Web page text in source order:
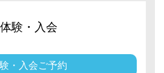
体験・入会
・入会ご予約